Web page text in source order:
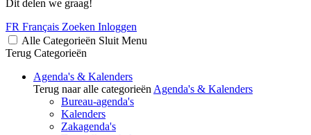
Dit delen we graag!
FR Français Zoeken Inloggen
Alle Categorieën Sluit Menu
Terug Categorieën
Agenda's & Kalenders
Terug naar alle categorieën Agenda's & Kalenders
Bureau-agenda's
Kalenders
Zakagenda's